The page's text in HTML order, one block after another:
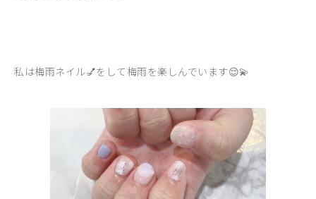
私は梅雨ネイル💅をして梅雨を楽しんでいます😌💫